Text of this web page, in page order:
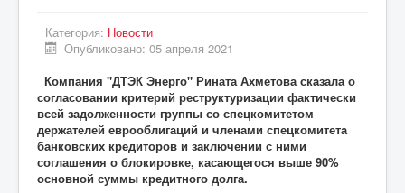
DE
PL
Категория: Новости
Опубликовано: 05 апреля 2021
Компания "ДТЭК Энерго" Рината Ахметова сказала о
согласовании критерий реструктуризации фактически
всей задолженности группы со спецкомитетом
держателей еврооблигаций и членами спецкомитета
банковских кредиторов и заключении с ними
соглашения о блокировке, касающегося выше 90%
основной суммы кредитного долга.